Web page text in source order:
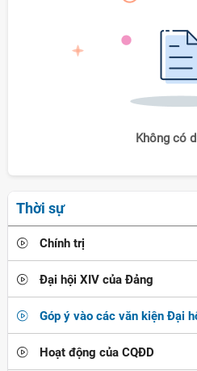
Không có
Thời sự
Chính trị
Đại hội XIV của Đảng
Góp ý vào các văn kiện Đại
Hoạt động của CQĐD